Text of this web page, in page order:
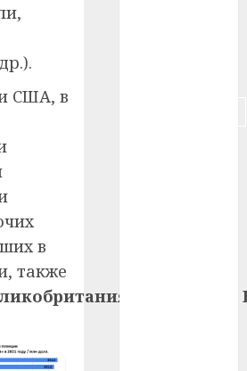
США, в
в
также